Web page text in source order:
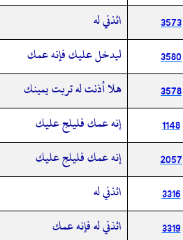
3573
ائذني له
3580
ليدخل عليك فإنه عمك
3578
هلا أذنت له تربت يمينك
1148
إنه عمك فليلج عليك
2057
إنه عمك فليلج عليك
3316
ائذني له
3319
ائذني له فإنه عمك